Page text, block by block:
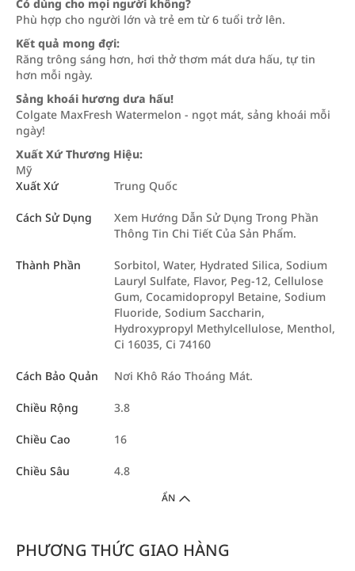
Có dùng cho mọi người không?
Phù hợp cho người lớn và trẻ em từ 6 tuổi trở lên.
Kết quả mong đợi:
Răng trông sáng hơn, hơi thở thơm mát dưa hấu, tự tin
hơn mỗi ngày.
Sảng khoái hương dưa hấu!
Colgate MaxFresh Watermelon - ngọt mát, sảng khoái mỗi
ngày!
Xuất Xứ Thương Hiệu:
Mỹ
Xuất Xứ
Trung Quốc
Cách Sử Dụng
Xem Hướng Dẫn Sử Dụng Trong Phần
Thông Tin Chi Tiết Của Sản Phẩm.
Thành Phần
Sorbitol, Water, Hydrated Silica, Sodium
Lauryl Sulfate, Flavor, Peg-12, Cellulose
Gum, Cocamidopropyl Betaine, Sodium
Fluoride, Sodium Saccharin,
Hydroxypropyl Methylcellulose, Menthol,
Ci 16035, Ci 74160
Cách Bảo Quản Nơi Khô Ráo Thoáng Mát.
Chiều Rộng 3.8
Chiều Cao 16
Chiều Sâu 4.8
ẨN
PHƯƠNG THỨC GIAO HÀNG